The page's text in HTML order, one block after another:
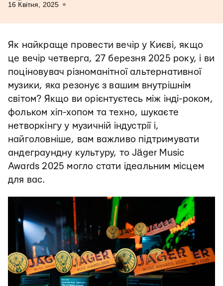
16 Квітня, 2025
Як найкраще провести вечір у Києві, якщо
це вечір четверга, 27 березня 2025 року, і ви
поціновувач різноманітної альтернативної
музики, яка резонує з вашим внутрішнім
світом? Якщо ви орієнтуєтесь між інді-роком,
фольком хіп-хопом та техно, шукаєте
нетворкінгу у музичній індустрії і,
найголовніше, вам важливо підтримувати
андеграундну культуру, то Jäger Music
Awards 2025 могло стати ідеальним місцем
для вас.